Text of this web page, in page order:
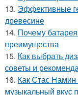
13. Эффективные
древесине
14. Почему
преимущества
15. Как выбрать
советы и
16. Как Стас
музыкальный вкус